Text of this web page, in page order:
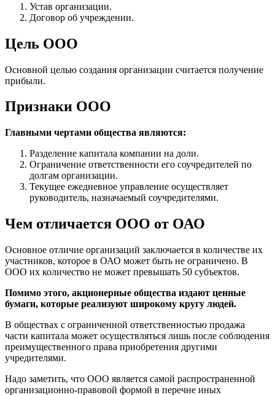
Устав организации.
Договор об учреждении.
Цель ООО
Основной целью создания организации считается получение
прибыли.
Признаки ООО
Главными чертами общества являются:
Разделение капитала компании на доли.
Ограничение ответственности его соучредителей по
долгам организации.
Текущее ежедневное управление осуществляет
руководитель, назначаемый соучредителями.
Чем отличается ООО от ОАО
Основное отличие организаций заключается в количестве их
участников, которое в ОАО может быть не ограничено. В
ООО их количество не может превышать 50 субъектов.
Помимо этого, акционерные общества издают ценные
бумаги, которые реализуют широкому кругу людей.
В обществах с ограниченной ответственностью продажа
части капитала может осуществляться лишь после соблюдения
преимущественного права приобретения другими
учредителями.
Надо заметить, что ООО является самой распространенной
организационно-правовой формой в перечне иных